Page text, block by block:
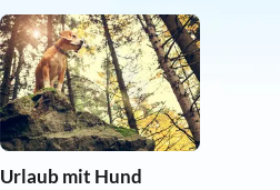
Urlaub mit Hund